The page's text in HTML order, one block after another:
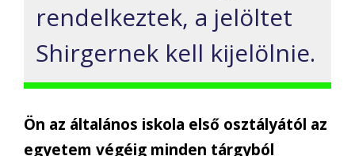
rendelkeztek, a jelöltet
Shirgernek kell kijelölnie.
Ön az általános iskola első osztályától az
egyetem végéig minden tárgyból